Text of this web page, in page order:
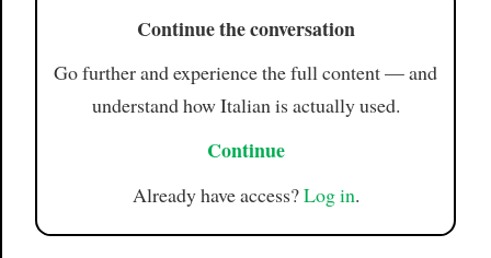
Continue the conversation
Go further and experience the full content — and
understand how Italian is actually used.
Continue
Already have access?Log in.